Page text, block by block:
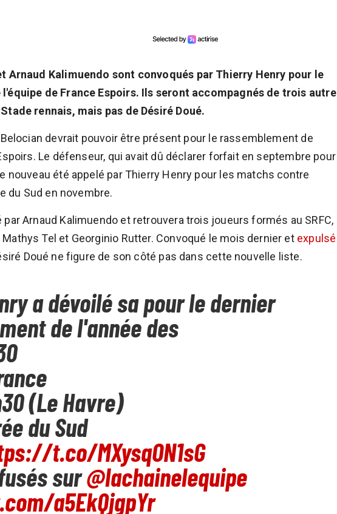
Arnaud Kalimuendo sont convoqués par Thierry Henry pour le
de France Espoirs. Ils seront accompagnés de trois autre
rennais, mais pas de Désiré Doué.
devrait pouvoir être présent pour le rassemblement de
Le défenseur, qui avait dû déclarer forfait en septembre pour
nouveau été appelé par Thierry Henry pour les matchs contre
du Sud en novembre.
par Arnaud Kalimuendo et retrouvera trois joueurs formés au SRFC,
Tel et Georginio Rutter. Convoqué le mois dernier et expulsé
Doué ne figure de son côté pas dans cette nouvelle liste.
a dévoilé sa pour le dernier
de l'année des
(Le Havre)
du Sud
t.co/MXysqON1sG
sur@lachainelequipe
a5EkQjgpYr